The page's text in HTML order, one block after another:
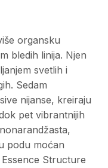
organsku
bledih linija. Njen
svetlih i
Sedam
nijanse, kreiraju
pet vibrantnijih
podu moćan
Structure